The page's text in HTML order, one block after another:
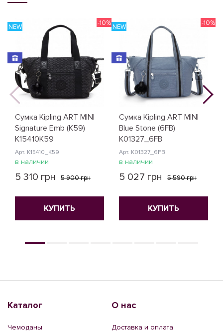
Сумка Kipling ART MINI
Signature Emb (K59)
K15410K59
Арт. K15410_K59
NEW -10%
в наличии
5 310 грн 5 900 грн
КУПИТЬ
Сумка Kipling ART MINI
Blue Stone (6FB)
K01327_6FB
Арт. K01327_6FB
NEW -10%
в наличии
5 027 грн 5 590 грн
КУПИТЬ
Каталог
Чемоданы
О нас
Доставка и оплата